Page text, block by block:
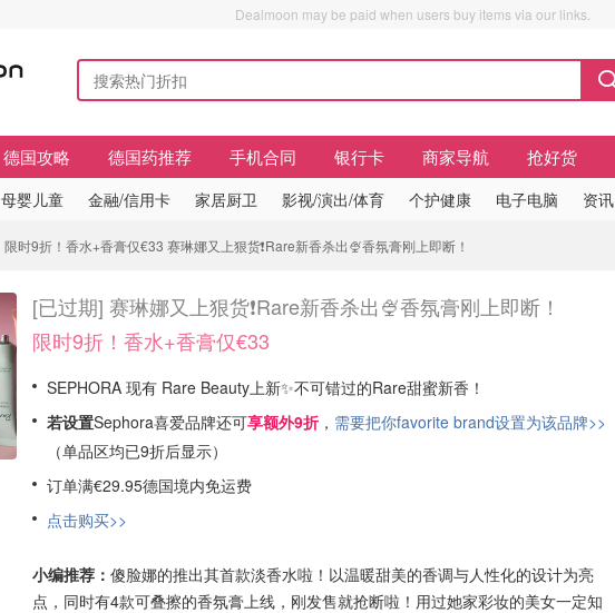
Dealmoon may be paid when users buy items via our links.
德国攻略 德国药推荐 手机合同 银行卡 商家导航 抢好货
母婴儿童 金融/信用卡 家居厨卫 影视/演出/体育 个护健康 电子电脑 资讯
限时9折！香水+香膏仅€33 赛琳娜又上狠货❗️Rare新香杀出🍨香氛膏刚上即断！
[已过期] 赛琳娜又上狠货❗️Rare新香杀出🍨香氛膏刚上即断！
限时9折！香水+香膏仅€33
SEPHORA 现有 Rare Beauty上新✨不可错过的Rare甜蜜新香！
若设置Sephora喜爱品牌还可享额外9折 ， 需要把你favorite brand设置为该品牌>>
（单品区均已9折后显示）
订单满€29.95德国境内免运费
点击购买>>
小编推荐： 傻脸娜的推出其首款淡香水啦！以温暖甜美的香调与人性化的设计为亮
点，同时有4款可叠擦的香氛膏上线，刚发售就抢断啦！用过她家彩妆的美女一定知